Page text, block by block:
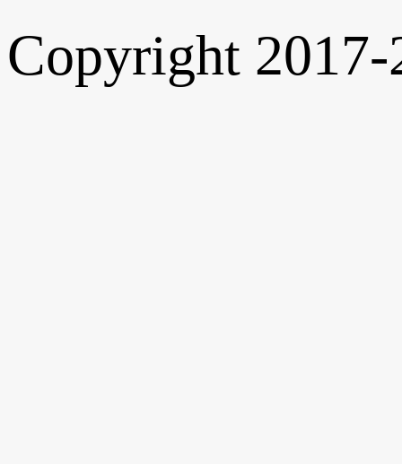
Copyright